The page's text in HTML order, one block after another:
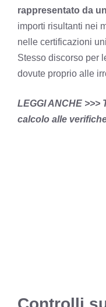
rappresentato da
importi risultanti nei
nelle certificazioni
Stesso discorso per
dovute proprio alle
LEGGI ANCHE
calcolo alle